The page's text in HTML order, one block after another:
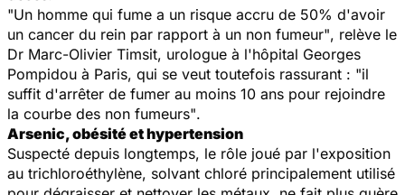
"Un homme qui fume a un risque accru de 50% d'avoir
un cancer du rein par rapport à un non fumeur", relève le
Dr Marc-Olivier Timsit, urologue à l'hôpital Georges
Pompidou à Paris, qui se veut toutefois rassurant : "il
suffit d'arrêter de fumer au moins 10 ans pour rejoindre
la courbe des non fumeurs".
Arsenic, obésité et hypertension
Suspecté depuis longtemps, le rôle joué par l'exposition
au trichloroéthylène, solvant chloré principalement utilisé